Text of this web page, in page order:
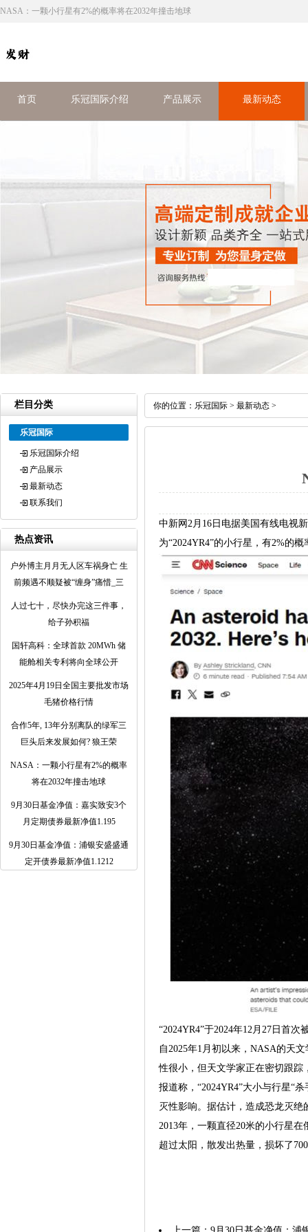
NASA：一颗小行星有2%的概率将在2032年撞击地球
首页 乐冠国际介绍 产品展示 最新动态
栏目分类
乐冠国际
乐冠国际介绍
产品展示
最新动态
联系我们
热点资讯
户外博主月月无人区车祸身亡 生
前频遇不顺疑被“缠身”痛惜_三
人过七十，尽快办完这三件事，
给子孙积福
国轩高科：全球首款 20MWh 储
能舱相关专利将向全球公开
2025年4月19日全国主要批发市场
毛猪价格行情
合作5年, 13年分别离队的绿军三
巨头后来发展如何? 狼王荣
NASA：一颗小行星有2%的概率
将在2032年撞击地球
9月30日基金净值：嘉实致安3个
月定期债券最新净值1.195
9月30日基金净值：浦银安盛盛通
定开债券最新净值1.1212
你的位置： 乐冠国际 > 最新动态 >
中新网2月16日电据美国有线电视
为“2024YR4”的小行星，有2%的
“2024YR4”于2024年12月27日首
自2025年1月初以来，NASA的天
性很小，但天文学家正在密切跟踪
报道称，“2024YR4”大小与行星“
灭性影响。据估计，造成恐龙灭绝
2013年，一颗直径20米的小行星
超过太阳，散发出热量，损坏了